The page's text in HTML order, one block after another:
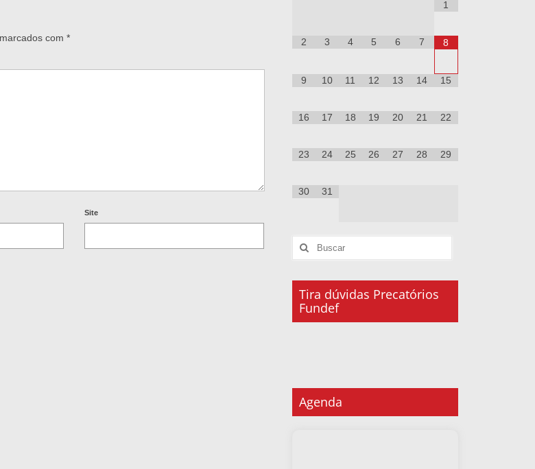
com *
Site
1
2 3 4 5 6 7 8
9 10 11 12 13 14 15
16 17 18 19 20 21 22
23 24 25 26 27 28 29
30 31
Tira dúvidas Precatórios
Fundef
Agenda